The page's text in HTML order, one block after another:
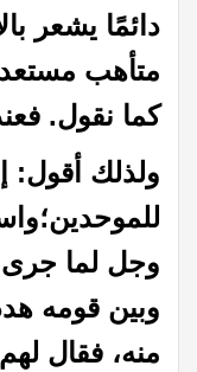
دائمًا يشعر
متأهب
كما نقول.
ولذلك أقول:
وجل لما جرى
وبين قومه
منه، فقال